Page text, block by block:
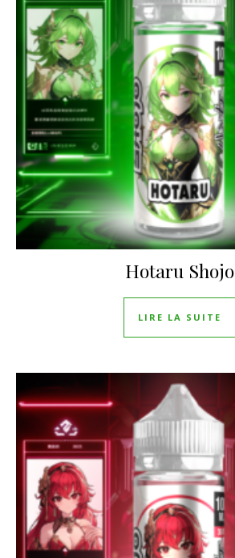
Hotaru Shojo
LIRE LA SUITE